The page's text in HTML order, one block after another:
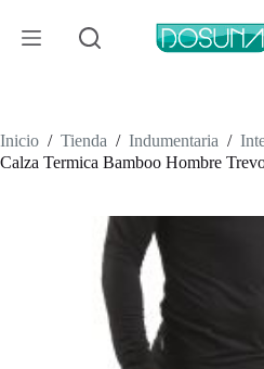
contenido
Inicio / Tienda / Indumentaria /
Calza Termica Bamboo Hombre